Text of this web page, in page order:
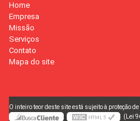
Home
Empresa
Missão
Serviços
Contato
Mapa do site
O inteiro teor deste site está sujeito à proteção
(Lei